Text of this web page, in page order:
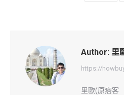
Author: 里
https://
里歐(原痞客